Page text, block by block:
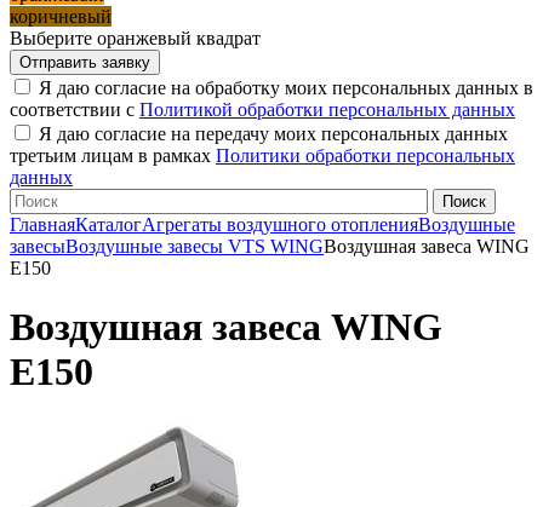
коричневый
Выберите оранжевый квадрат
Я даю согласие на обработку моих персональных данных в
соответствии с Политикой обработки персональных данных
Я даю согласие на передачу моих персональных данных
третьим лицам в рамках Политики обработки персональных
данных
ГлавнаяКаталогАгрегаты воздушного отопленияВоздушные
завесыВоздушные завесы VTS WINGВоздушная завеса WING
E150
Воздушная завеса WING
E150